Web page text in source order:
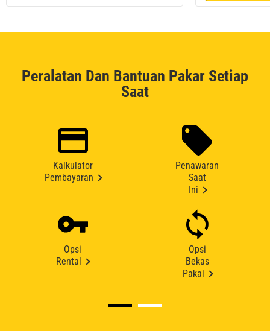
Peralatan Dan Bantuan Pakar Setiap
Saat
Kalkulator
Pembayaran
Penawaran
Saat
Ini
Opsi
Rental
Opsi
Bekas
Pakai